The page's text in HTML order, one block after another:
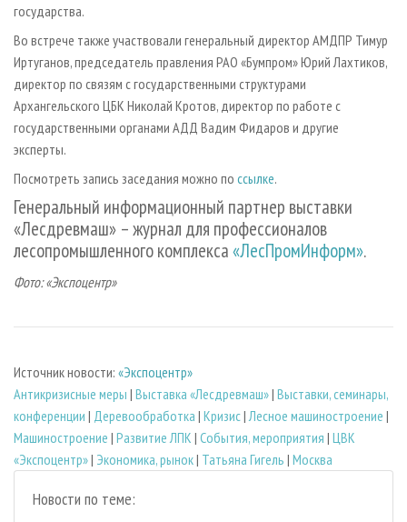
государства.
Во встрече также участвовали генеральный директор АМДПР Тимур
Иртуганов, председатель правления РАО «Бумпром» Юрий Лахтиков,
директор по связям с государственными структурами
Архангельского ЦБК Николай Кротов, директор по работе с
государственными органами АДД Вадим Фидаров и другие
эксперты.
Посмотреть запись заседания можно по ссылке.
Генеральный информационный партнер выставки
«Лесдревмаш» – журнал для профессионалов
лесопромышленного комплекса«ЛесПромИнформ».
Фото: «Экспоцентр»
Источник новости: «Экспоцентр»
Антикризисные меры | Выставка «Лесдревмаш»| Выставки, семинары,
конференции | Деревообработка | Кризис| Лесное машиностроение |
Машиностроение | Развитие ЛПК | События, мероприятия | ЦВК
«Экспоцентр»| Экономика, рынок| Татьяна Гигель | Москва
Новости по теме: